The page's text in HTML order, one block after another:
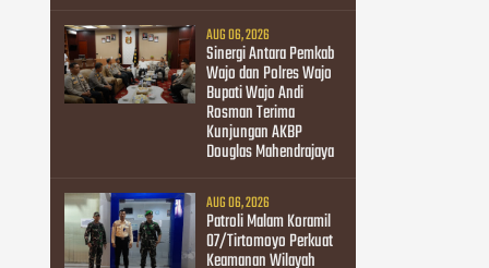
AUG 06, 2026
Sinergi Antara Pemkab
Wajo dan Polres Wajo
Bupati Wajo Andi
Rosman Terima
Kunjungan AKBP
Douglas Mahendrajaya
AUG 06, 2026
Patroli Malam Koramil
07/Tirtomoyo Perkuat
Keamanan Wilayah